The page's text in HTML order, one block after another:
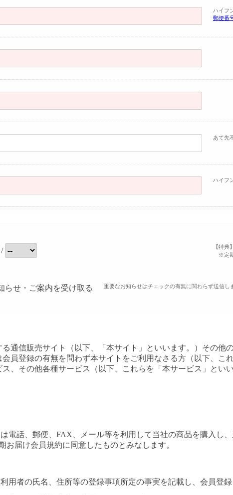
ハイフ
郵便番
あて先
ハイフ
/
【特
※定期
らせ・ご案内を受け取る 重要なお知らせはチェックの有無に関わらず送信し
通信販売サイト（以下、「本サイト」といいます。）その他
員登録の有無を問わず本サイトをご利用なさる方（以下、こ
、その他各種サービス（以下、これらを「本サービス」とい
電話、郵便、FAX、メール等を利用して当社の商品を購入し
届け会員規約に同意したものとみなします。
用者の氏名、住所等の登録事項所定の事実を記載し、会員登録